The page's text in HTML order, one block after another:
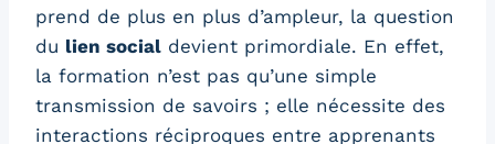
prend de plus en plus d’ampleur, la question
du lien social devient primordiale. En effet,
la formation n’est pas qu’une simple
transmission de savoirs ; elle nécessite des
interactions réciproques entre apprenants